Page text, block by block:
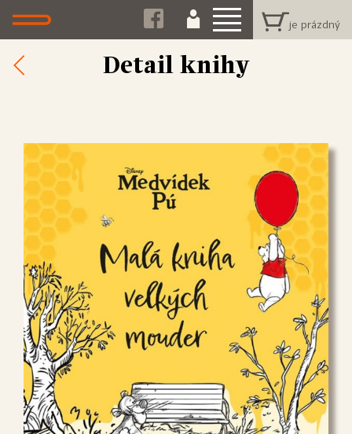
Detail knihy